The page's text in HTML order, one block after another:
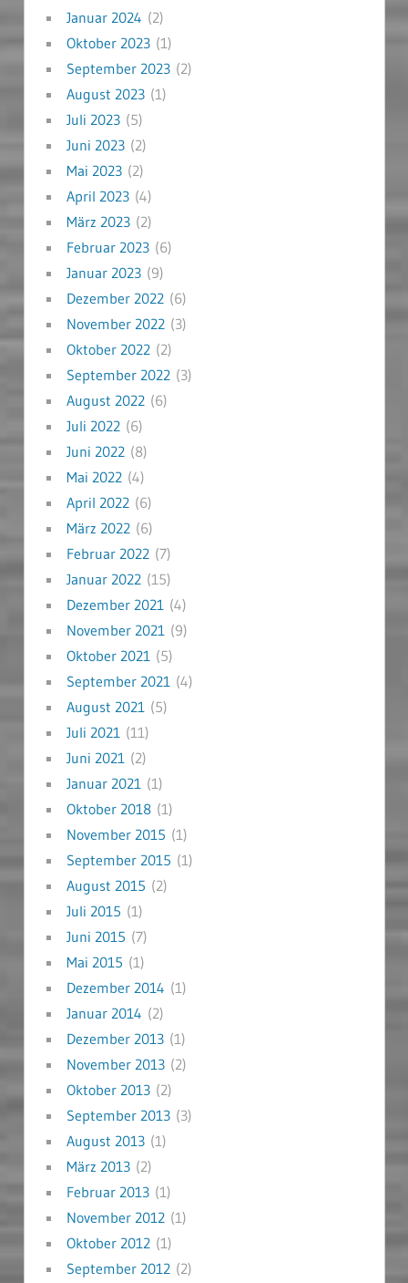
Januar 2024 (2)
Oktober 2023(1)
September 2023(2)
August 2023(1)
Juli 2023(5)
Juni 2023(2)
Mai 2023(2)
April 2023(4)
März 2023(2)
Februar 2023(6)
Januar 2023(9)
Dezember 2022(6)
November 2022(3)
Oktober 2022(2)
September 2022(3)
August 2022(6)
Juli 2022(6)
Juni 2022(8)
Mai 2022(4)
April 2022(6)
März 2022(6)
Februar 2022(7)
Januar 2022(15)
Dezember 2021 (4)
November 2021 (9)
Oktober 2021 (5)
September 2021 (4)
August 2021 (5)
Juli 2021 (11)
Juni 2021 (2)
Januar 2021 (1)
Oktober 2018(1)
November 2015 (1)
September 2015 (1)
August 2015 (2)
Juli 2015 (1)
Juni 2015 (7)
Mai 2015 (1)
Dezember 2014 (1)
Januar 2014 (2)
Dezember 2013(1)
November 2013(2)
Oktober 2013(2)
September 2013(3)
August 2013(1)
März 2013(2)
Februar 2013(1)
November 2012(1)
Oktober 2012(1)
September 2012(2)